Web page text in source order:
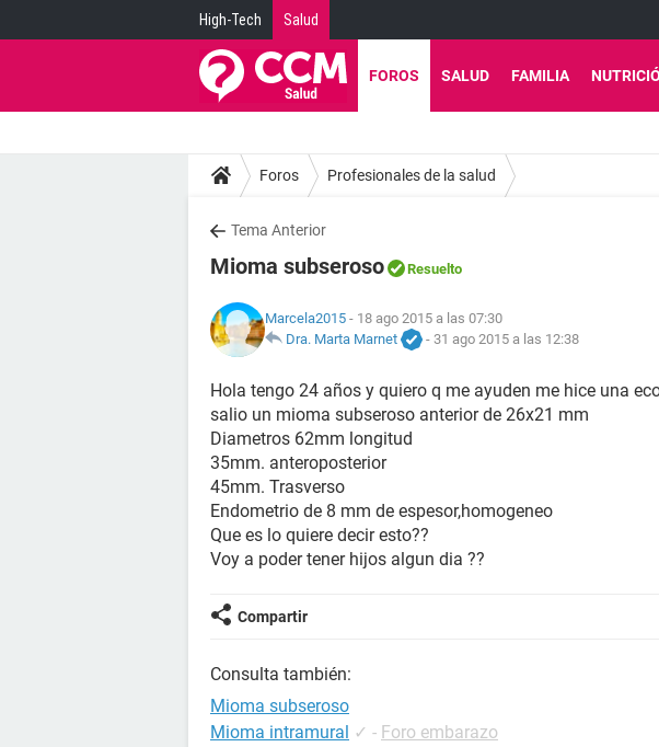
High-Tech Salud
FOROS SALUD FAMILIA
Foros Profesionales de la salud
Tema Anterior
Mioma subseroso Resuelto
Marcela2015 - 18 ago 2015 a las 07:30
Dra. Marta Marnet
- 31 ago 2015 a las 12:38
Hola tengo 24 años y quiero q me ayuden me hice una
salio un mioma subseroso anterior de 26x21 mm
Diametros 62mm longitud
35mm. anteroposterior
45mm. Trasverso
Endometrio de 8 mm de espesor,homogeneo
Que es lo quiere decir esto??
Voy a poder tener hijos algun dia ??
Compartir
Consulta también:
Mioma subseroso
Mioma intramural ✓ - Foro embarazo